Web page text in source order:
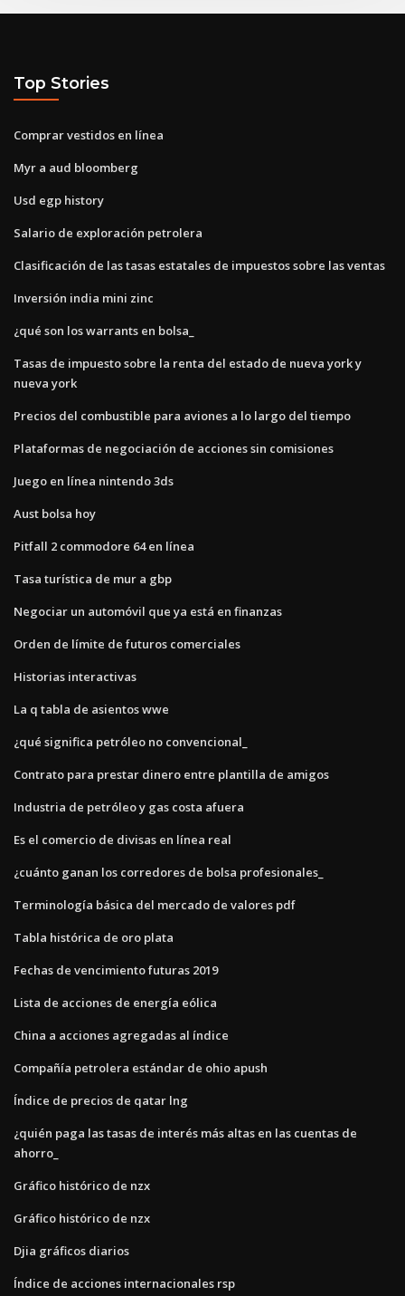
Top Stories
Comprar vestidos en línea
Myr a aud bloomberg
Usd egp history
Salario de exploración petrolera
Clasificación de las tasas estatales de impuestos sobre las ventas
Inversión india mini zinc
¿qué son los warrants en bolsa_
Tasas de impuesto sobre la renta del estado de nueva york y
nueva york
Precios del combustible para aviones a lo largo del tiempo
Plataformas de negociación de acciones sin comisiones
Juego en línea nintendo 3ds
Aust bolsa hoy
Pitfall 2 commodore 64 en línea
Tasa turística de mur a gbp
Negociar un automóvil que ya está en finanzas
Orden de límite de futuros comerciales
Historias interactivas
La q tabla de asientos wwe
¿qué significa petróleo no convencional_
Contrato para prestar dinero entre plantilla de amigos
Industria de petróleo y gas costa afuera
Es el comercio de divisas en línea real
¿cuánto ganan los corredores de bolsa profesionales_
Terminología básica del mercado de valores pdf
Tabla histórica de oro plata
Fechas de vencimiento futuras 2019
Lista de acciones de energía eólica
China a acciones agregadas al índice
Compañía petrolera estándar de ohio apush
Índice de precios de qatar lng
¿quién paga las tasas de interés más altas en las cuentas de
ahorro_
Gráfico histórico de nzx
Gráfico histórico de nzx
Djia gráficos diarios
Índice de acciones internacionales rsp